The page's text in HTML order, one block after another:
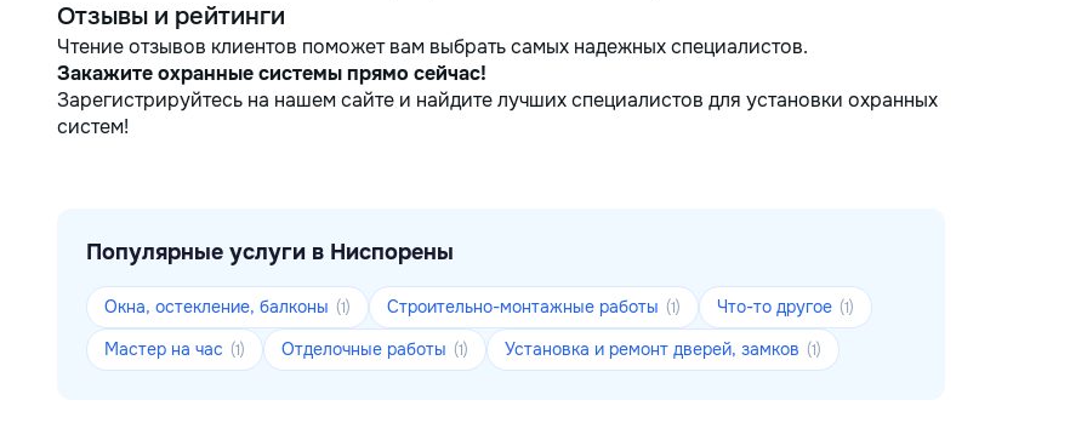
Отзывы и рейтинги
Чтение отзывов клиентов поможет вам выбрать самых надежных специалистов.
Закажите охранные системы прямо сейчас!
Зарегистрируйтесь на нашем сайте и найдите лучших специалистов для установки охранных
систем!
Популярные услуги в Ниспорены
Окна, остекление, балконы (1) Строительно-монтажные работы (1) Что-то другое (1)
Мастер на час (1) Отделочные работы (1) Установка и ремонт дверей, замков (1)